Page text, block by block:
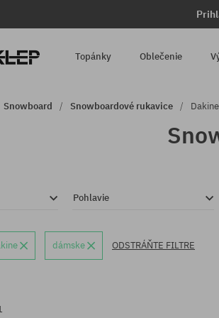
Topánky Oblečenie
Snowboard Snowboardové rukavice Dakine
Pohlavie
dámske ODSTRÁŇTE FILTRE